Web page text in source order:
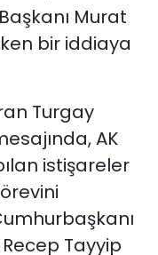
Murat
bir iddiaya
Turgay
AK
istişareler
Tayyip